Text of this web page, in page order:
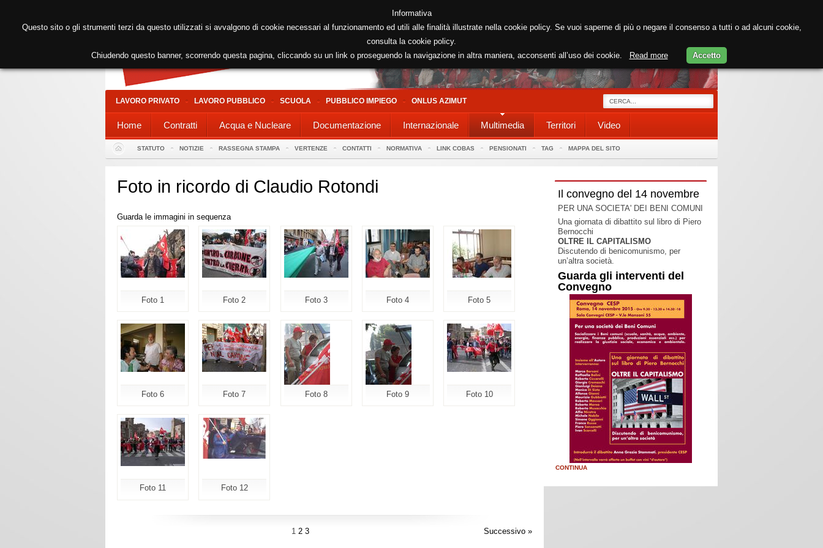
LAVORO PRIVATO LAVORO PUBBLICO SCUOLA PUBBLICO IMPIEGO ONLUS AZIMUT
Home Contratti Acqua e Nucleare Documentazione Internazionale Multimedia Territori Video
STATUTO NOTIZIE RASSEGNA STAMPA VERTENZE CONTATTI NORMATIVA LINK COBAS PENSIONATI TAG MAPPA DEL SITO
Foto in ricordo di Claudio Rotondi
Guarda le immagini in sequenza
Foto 1 Foto 2 Foto 3 Foto 4 Foto 5
Foto 6 Foto 7 Foto 8 Foto 9 Foto 10
Foto 11 Foto 12
Successivo »
1 2 3
Il convegno del 14 novembre
PER UNA SOCIETA' DEI BENI COMUNI
Una giornata di dibattito sul libro di Piero
Bernocchi
OLTRE IL CAPITALISMO
Discutendo di benicomunismo, per
un’altra società.
Guarda gli interventi del
Convegno
CONTINUA
Informativa
Questo sito o gli strumenti terzi da questo utilizzati si avvalgono di cookie necessari al funzionamento ed utili alle finalità illustrate nella cookie policy. Se vuoi saperne di più o negare il consenso a tutti o ad alcuni cookie,
consulta la cookie policy.
Chiudendo questo banner, scorrendo questa pagina, cliccando su un link o proseguendo la navigazione in altra maniera, acconsenti all’uso dei cookie.
Read more Accetto